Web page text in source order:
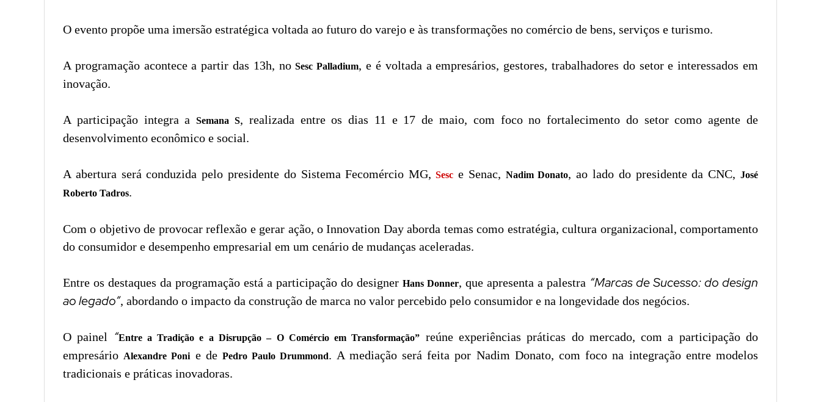
O evento propõe uma imersão estratégica voltada ao futuro do varejo e às transformações no comércio de bens, serviços e turismo.
A programação acontece a partir das 13h, noSesc Palladium, e é voltada a empresários, gestores, trabalhadores do setor e interessados em
inovação.
A participação integra aSemana S, realizada entre os dias 11 e 17 de maio, com foco no fortalecimento do setor como agente de
desenvolvimento econômico e social.
A abertura será conduzida pelo presidente do Sistema Fecomércio MG, Sesc e Senac, Nadim Donato, ao lado do presidente da CNC,José
Roberto Tadros.
Com o objetivo de provocar reflexão e gerar ação, o Innovation Day aborda temas como estratégia, cultura organizacional, comportamento
do consumidor e desempenho empresarial em um cenário de mudanças aceleradas.
Entre os destaques da programação está a participação do designer Hans Donner, que apresenta a palestra “Marcas de Sucesso: do design
ao legado”, abordando o impacto da construção de marca no valor percebido pelo consumidor e na longevidade dos negócios.
O painel “Entre a Tradição e a Disrupção – O Comércio em Transformação” reúne experiências práticas do mercado, com a participação do
empresário Alexandre Poni e dePedro Paulo Drummond. A mediação será feita por Nadim Donato, com foco na integração entre modelos
tradicionais e práticas inovadoras.